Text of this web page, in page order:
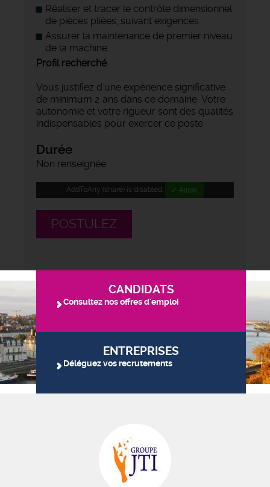
Réaliser et tracer le contrôle dimensionnel
de pièces pliées, suivant exigences
Assurer la maintenance de premier niveau
de la machine
Profil recherché
Vous justifiez d'une expérience significative
de minimum 2 ans dans ce domaine. Votre
autonomie et votre rigueur sont des qualités
indispensables pour exercer ce poste.
Durée
Non renseignée
AddToAny (share) is disabled. ✓ Allow
POSTULEZ
CANDIDATS
Consultez nos offres d'emploi
ENTREPRISES
Déléguez vos recrutements